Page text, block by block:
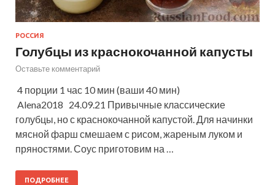
РОССИЯ
Голубцы из краснокочанной капусты
Оставьте комментарий
4 порции 1 час 10 мин (ваши 40 мин)
Alena2018 24.09.21 Привычные классические
голубцы, но с краснокочанной капустой. Для начинки
мясной фарш смешаем с рисом, жареным луком и
пряностями. Соус приготовим на …
ПОДРОБНЕЕ